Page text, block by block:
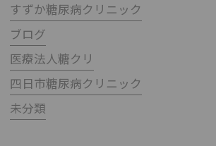
すずか糖尿病クリニック
ブログ
医療法人糖クリ
四日市糖尿病クリニック
未分類